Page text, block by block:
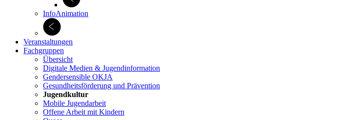
InfoAnimation
Veranstaltungen
Fachgruppen
Übersicht
Digitale Medien & Jugend­information
Gendersensible OKJA
Gesundheitsförderung und Prävention
Jugendkultur
Mobile Jugendarbeit
Offene Arbeit mit Kindern